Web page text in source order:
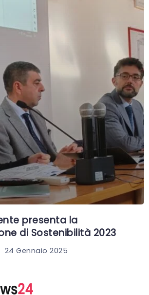
presenta la
di Sostenibilità 2023
24 Gennaio 2025